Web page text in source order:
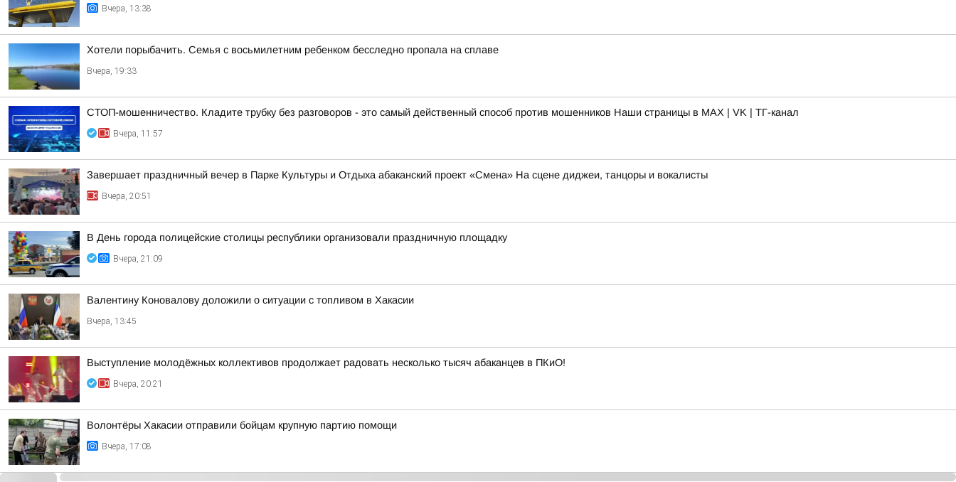
Вчера, 13:38
Хотели порыбачить. Семья с восьмилетним ребенком бесследно пропала на сплаве
Вчера, 19:33
СТОП-мошенничество. Кладите трубку без разговоров - это самый действенный способ против мошенников Наши страницы в MAX | VK | ТГ-канал
Вчера, 11:57
Завершает праздничный вечер в Парке Культуры и Отдыха абаканский проект «Смена» На сцене диджеи, танцоры и вокалисты
Вчера, 20:51
В День города полицейские столицы республики организовали праздничную площадку
Вчера, 21:09
Валентину Коновалову доложили о ситуации с топливом в Хакасии
Вчера, 13:45
Выступление молодёжных коллективов продолжает радовать несколько тысяч абаканцев в ПКиО!
Вчера, 20:21
Волонтёры Хакасии отправили бойцам крупную партию помощи
Вчера, 17:08